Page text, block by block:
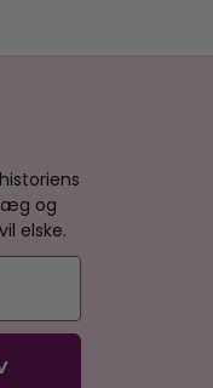
og
elske.